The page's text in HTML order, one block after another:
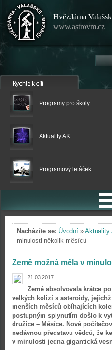
Hvězdárna
www.astrovm.cz
Programy pro školy
Aktuality AK
Programový letáček
Nacházíte se: Úvodní » Aktuality
minulosti několik měsíců
Země možná měla v
21.03.2017
Země absolvovala krátce
velkých kolizí s asteroidy,
menších měsíců obíhajících
postupným splynutím došlo k
družice – Měsíce. Nové
nedávnou představu vědců, že
v minulosti jedna gigantická